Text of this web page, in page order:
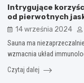
Intrygujące
od pierwotnych
14 września 2024
Sauna ma
wzmacnia układ
Czytaj dalej